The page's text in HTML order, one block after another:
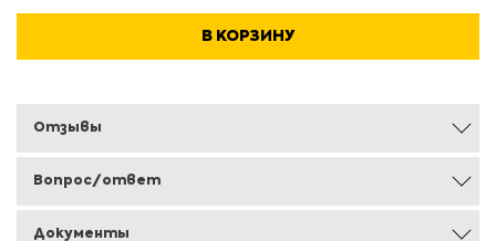
В КОРЗИНУ
Отзывы
Вопрос/ответ
Документы